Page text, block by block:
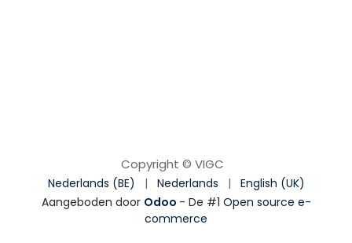
Copyright © VIGC
Nederlands (BE) | Nederlands |
English (UK)
Aangeboden door Odoo - De #1 Open source e-
commerce